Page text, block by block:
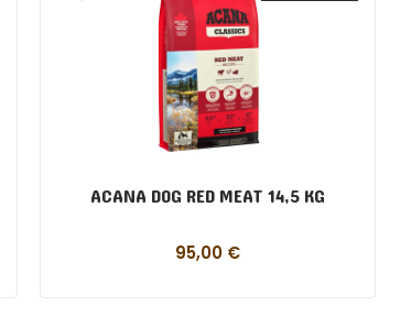
ACANA DOG RED MEAT 14,5 KG
95,00 €